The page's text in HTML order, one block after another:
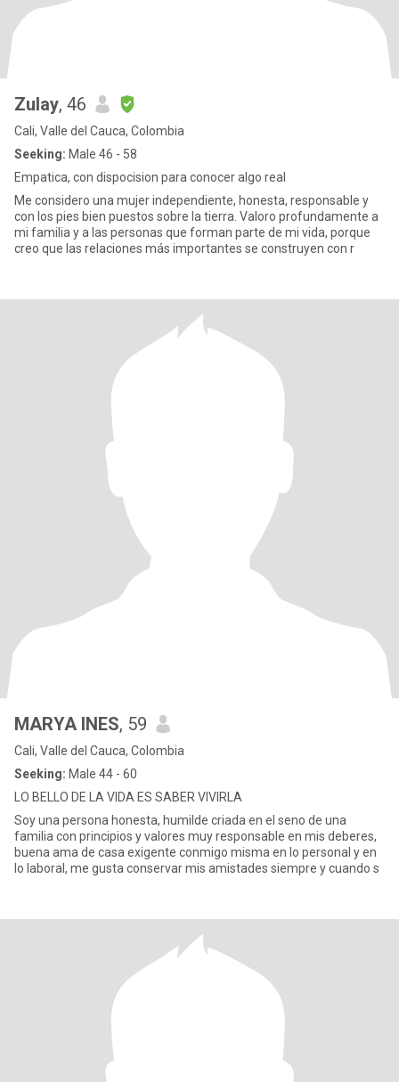
Zulay, 46
Cali, Valle del Cauca, Colombia
Seeking: Male 46 - 58
Empatica, con dispocision para conocer algo real
Me considero una mujer independiente, honesta, responsable y
con los pies bien puestos sobre la tierra. Valoro profundamente a
mi familia y a las personas que forman parte de mi vida, porque
creo que las relaciones más importantes se construyen con r
MARYA INES, 59
Cali, Valle del Cauca, Colombia
Seeking: Male 44 - 60
LO BELLO DE LA VIDA ES SABER VIVIRLA
Soy una persona honesta, humilde criada en el seno de una
familia con principios y valores muy responsable en mis deberes,
buena ama de casa exigente conmigo misma en lo personal y en
lo laboral, me gusta conservar mis amistades siempre y cuando s